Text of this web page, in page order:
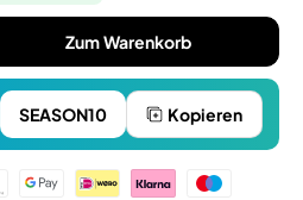
Zum Warenkorb
SEASON10 Kopieren